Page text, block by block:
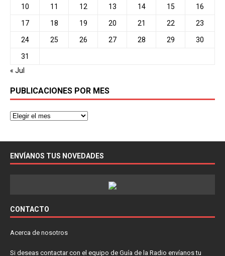
10 11 12 13 14 15 16
17 18 19 20 21 22 23
24 25 26 27 28 29 30
31
« Jul
PUBLICACIONES POR MES
ENVÍANOS TUS NOVEDADES
CONTACTO
Acerca de nosotros
Si deseas contactar con el equipo de Guía de la Radio envíanos tu